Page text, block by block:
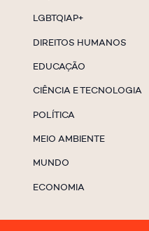
LGBTQIAP+
DIREITOS HUMANOS
EDUCAÇÃO
CIÊNCIA E TECNOLOGIA
POLÍTICA
MEIO AMBIENTE
MUNDO
ECONOMIA